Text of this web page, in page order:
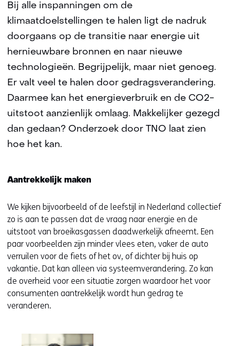
Bij alle inspanningen om de
klimaatdoelstellingen te halen ligt de nadruk
doorgaans op de transitie naar energie uit
hernieuwbare bronnen en naar nieuwe
technologieën. Begrijpelijk, maar niet genoeg.
Er valt veel te halen door gedragsverandering.
Daarmee kan het energieverbruik en de CO2-
uitstoot aanzienlijk omlaag. Makkelijker gezegd
dan gedaan? Onderzoek door TNO laat zien
hoe het kan.
Aantrekkelijk maken
We kijken bijvoorbeeld of de leefstijl in Nederland collectief
zo is aan te passen dat de vraag naar energie en de
uitstoot van broeikasgassen daadwerkelijk afneemt. Een
paar voorbeelden zijn minder vlees eten, vaker de auto
verruilen voor de fiets of het ov, of dichter bij huis op
vakantie. Dat kan alleen via systeemverandering. Zo kan
de overheid voor een situatie zorgen waardoor het voor
consumenten aantrekkelijk wordt hun gedrag te
veranderen.